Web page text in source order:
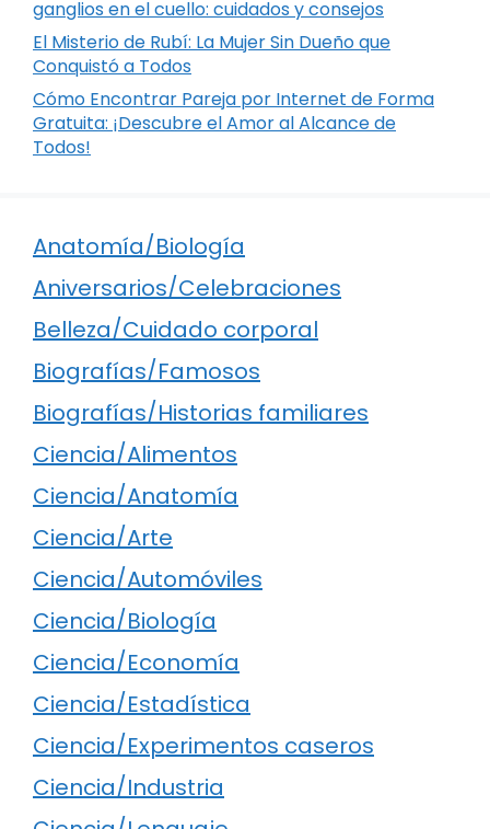
ganglios en el cuello: cuidados y consejos
El Misterio de Rubí: La Mujer Sin Dueño que
Conquistó a Todos
Cómo Encontrar Pareja por Internet de Forma
Gratuita: ¡Descubre el Amor al Alcance de
Todos!
Anatomía/Biología
Aniversarios/Celebraciones
Belleza/Cuidado corporal
Biografías/Famosos
Biografías/Historias familiares
Ciencia/Alimentos
Ciencia/Anatomía
Ciencia/Arte
Ciencia/Automóviles
Ciencia/Biología
Ciencia/Economía
Ciencia/Estadística
Ciencia/Experimentos caseros
Ciencia/Industria